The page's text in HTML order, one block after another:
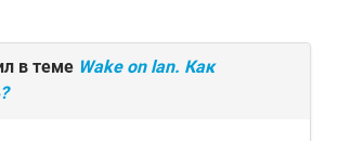
в теме Wake on lan. Как